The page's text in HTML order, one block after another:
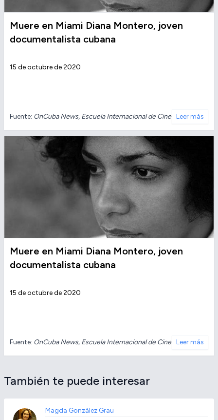
Muere en Miami Diana Montero, joven
documentalista cubana
15 de octubre de 2020
Fuente: OnCuba News, Escuela Internacional de Cine Leer más
Muere en Miami Diana Montero, joven
documentalista cubana
15 de octubre de 2020
Fuente: OnCuba News, Escuela Internacional de Cine Leer más
También te puede interesar
Magda González Grau